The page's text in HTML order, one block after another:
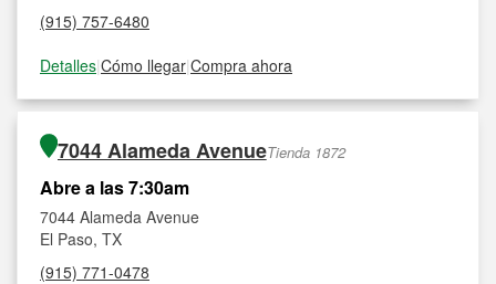
(915) 757-6480
Detalles|Cómo llegar|Compra ahora
7044 Alameda AvenueTienda 1872
Abre a las 7:30am
7044 Alameda Avenue
El Paso, TX
(915) 771-0478